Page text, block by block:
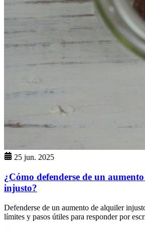
25 jun. 2025
¿Cómo defenderse de un
injusto?
Defenderse de un aumento de alquiler
límites y pasos útiles para responder por